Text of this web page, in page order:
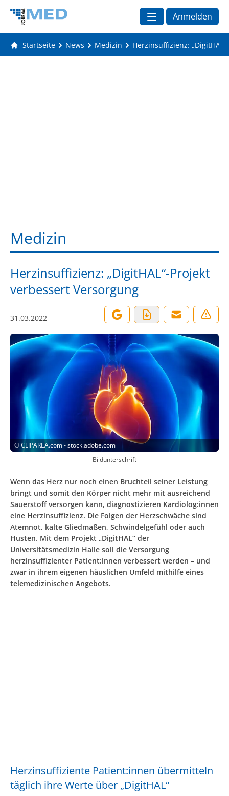
Anmelden
Startseite News Medizin Herzinsuffizienz:
Medizin
Herzinsuffizienz: „DigitHAL“-Projekt
verbessert Versorgung
31.03.2022
©CLIPAREA.com - stock.adobe.com
Bildunterschrift
Wenn das Herz nur noch einen Bruchteil seiner Leistung
bringt und somit den Körper nicht mehr mit ausreichend
Sauerstoff versorgen kann, diagnostizieren Kardiolog:innen
eine Herzinsuffizienz. Die Folgen der Herzschwäche sind
Atemnot, kalte Gliedmaßen, Schwindelgefühl oder auch
Husten. Mit dem Projekt „DigitHAL“ der
Universitätsmedizin Halle soll die Versorgung
herzinsuffizienter Patient:innen verbessert werden – und
zwar in ihrem eigenen häuslichen Umfeld mithilfe eines
telemedizinischen Angebots.
Herzinsuffiziente Patient:innen übermitteln
täglich ihre Werte über „DigitHAL“